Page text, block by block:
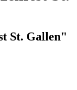
St. Gallen"